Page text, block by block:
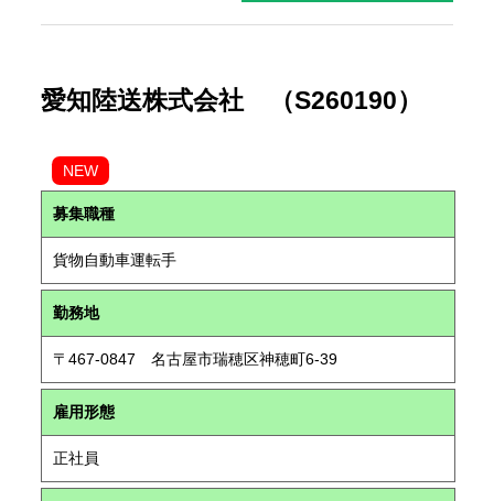
愛知陸送株式会社 （S260190）
NEW
募集職種
貨物自動車運転手
勤務地
〒467-0847 名古屋市瑞穂区神穂町6-39
雇用形態
正社員